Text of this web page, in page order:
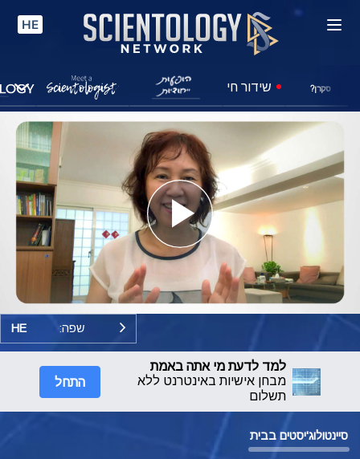
HE
סקרן? שידור חי
Play
Video
שפה: HE
למד לדעת מי אתה באמת
מבחן אישיות באינטרנט ללא
תשלום
התחל
סיינטולוג'יסטים בבית